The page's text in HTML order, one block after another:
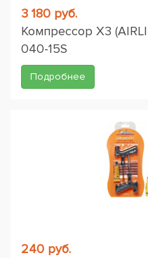
3 180 руб.
Компрессор X3
040-15S
Подробнее
240 руб.